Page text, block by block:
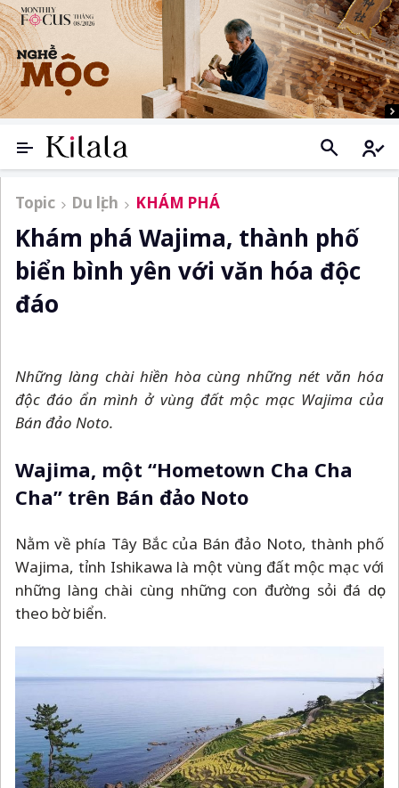
Topic Du lịch KHÁM PHÁ
Khám phá Wajima, thành phố
biển bình yên với văn hóa độc
đáo
Những làng chài hiền hòa cùng những nét văn hóa
độc đáo ẩn mình ở vùng đất mộc mạc Wajima của
Bán đảo Noto.
Wajima, một “Hometown Cha Cha
Cha” trên Bán đảo Noto
Nằm về phía Tây Bắc của Bán đảo Noto, thành phố
Wajima, tỉnh Ishikawa là một vùng đất mộc mạc với
những làng chài cùng những con đường sỏi đá dọc
theo bờ biển.